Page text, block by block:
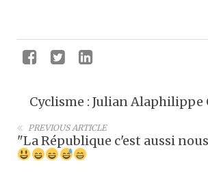
Cyclisme : Julian
PREVIOUS ARTICLE
"La République c'est aussi